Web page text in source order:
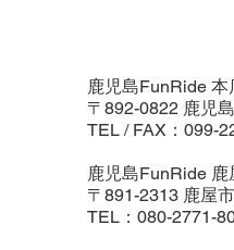
鹿児島FunRide 本
〒892-0822 鹿児
TEL / FAX：099-
鹿児島FunRide 鹿
〒891-2313 鹿屋
TEL：080-2771-